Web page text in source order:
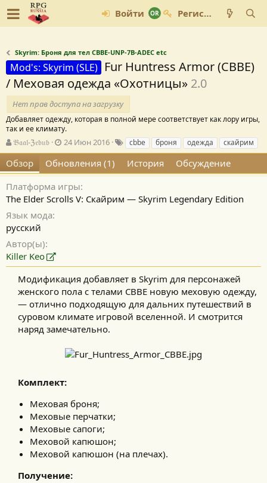
Войти Регистрация
Skyrim: Броня для тел CBBE-UNP-7B-ADEC etc
Mod's: Skyrim (SLE)
Fur Huntress Armor (CBBE)
/ Меховая одежда «Охотницы» 2.0
Нет прав доступа на загрузку
Добавляет одежду, которая в полной мере соответствует как лору игры,
так и ее климату.
А
в
т
о
р
𝔅𝔞𝔞𝔩-ℨ𝔢𝔟𝔲𝔟
Д
а
т
а
с
о
24 Июн 2016
е
г
и
cbbe броня одежда скайрим
Обзор Обновления (1) История
Обсуждение
Платформа игры
The Elder Scrolls V: Скайрим — Skyrim Legendary Edition
Язык мода
русский
Автор(ы)
Killer Keo
Модификация добавляет в Skyrim для персонажей
женского пола с телами CBBE новую меховую одежду,
— отлично подходящую для дальних путешествий в
суровом климате игровой вселенной. И смотрится
наряд замечательно.​
Комплект:
Меховая броня;
Меховые перчатки;
Меховые сапоги;
Меховой капюшон;
Меховой капюшон (на плечах).
Получение: